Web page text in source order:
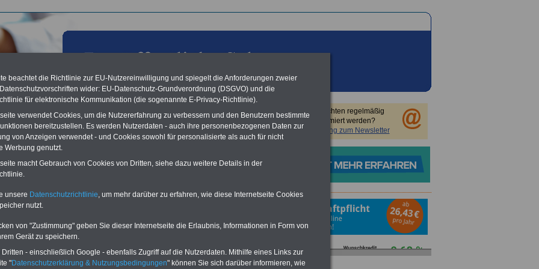
aus der öffentlichen Verwaltung: Sicherung der
- Heesen: öffentlicher Dienst sollte Vorbild sein;
Vorteile für den
-
Vergleich Gesetzliche
Sie möchten regelmäßig
informiert werden?
Anmeldung zum Newsletter
beachtet die Richtlinie zur EU-Nutzereinwilligung und spiegelt die Anforderungen zweier
wider: EU-Datenschutz-Grundverordnung (DSGVO) und die
für elektronische Kommunikation (die sogenannte E-Privacy-Richtlinie).
verwendet Cookies, um die Nutzererfahrung zu verbessern und den Benutzern bestimmte
bereitzustellen. Es werden Nutzerdaten - auch ihre personenbezogenen Daten zur
von Anzeigen verwendet - und Cookies sowohl für personalisierte als auch für nicht
Werbung genutzt.
macht Gebrauch von Cookies von Dritten, siehe dazu weitere Details in der
unsere Datenschutzrichtlinie , um mehr darüber zu erfahren, wie diese Internetseite Cookies
nutzt.
von "Zustimmung" geben Sie dieser Internetseite die Erlaubnis, Informationen in Form von
Gerät zu speichern.
- einschließlich Google - ebenfalls Zugriff auf die Nutzerdaten. Mithilfe eines Links zur
"Datenschutzerklärung & Nutzungsbedingungen" können Sie sich darüber informieren, wie